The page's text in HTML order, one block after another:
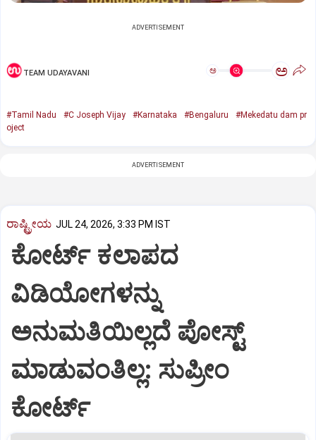
ADVERTISEMENT
TEAM UDAYAVANI ಅ ಅ
#Tamil Nadu #C Joseph Vijay #Karnataka #Bengaluru
#Mekedatu dam pr
oject
ADVERTISEMENT
ರಾಷ್ಟ್ರೀಯ JUL 24, 2026, 3:33 PM IST
ಕೋರ್ಟ್‌ ಕಲಾಪದ
ವಿಡಿಯೋಗಳನ್ನು
ಅನುಮತಿಯಿಲ್ಲದೆ ಪೋಸ್ಟ್‌
ಮಾಡುವಂತಿಲ್ಲ: ಸುಪ್ರೀಂ
ಕೋರ್ಟ್‌